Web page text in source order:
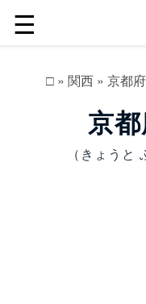
☰
□ » 関西 » 京都府
京
（きょうと